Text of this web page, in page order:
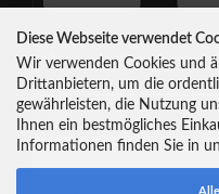
Newsletter-
E-Mail-Adresse:
Diese Webseite verwendet
Wir verwenden Cookies und
Drittanbietern, um die
gewährleisten, die Nutzung
Ihnen ein bestmögliches
Informationen finden Sie in